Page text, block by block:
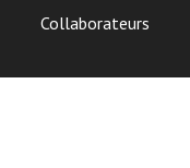
Collaborateurs